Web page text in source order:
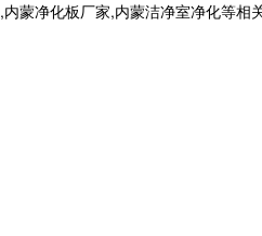
,内蒙净化板厂家,内蒙洁净室净化等相